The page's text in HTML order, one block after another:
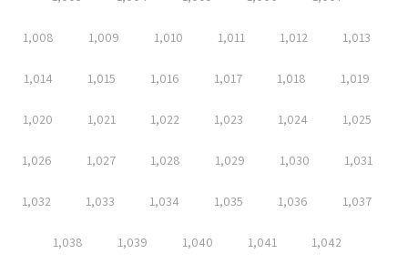
1,008 1,009 1,010 1,011 1,012 1,013
1,014 1,015 1,016 1,017 1,018 1,019
1,020 1,021 1,022 1,023 1,024 1,025
1,026 1,027 1,028 1,029 1,030 1,031
1,032 1,033 1,034 1,035 1,036 1,037
1,038 1,039 1,040 1,041 1,042